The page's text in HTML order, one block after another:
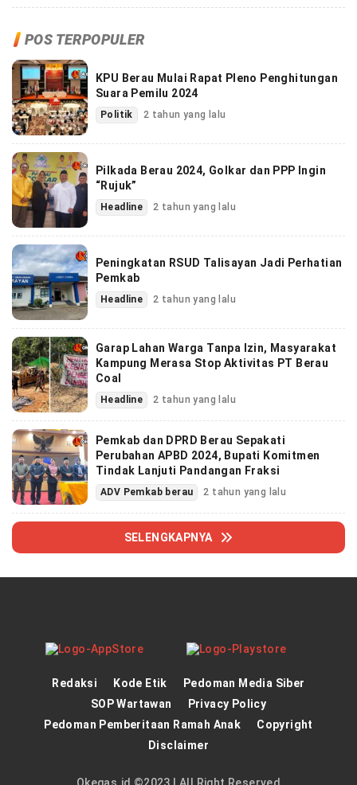
POS TERPOPULER
KPU Berau Mulai Rapat Pleno Penghitungan
Suara Pemilu 2024
Politik 2 tahun yang lalu
Pilkada Berau 2024, Golkar dan PPP Ingin
“Rujuk”
Headline 2 tahun yang lalu
Peningkatan RSUD Talisayan Jadi Perhatian
Pemkab
Headline 2 tahun yang lalu
Garap Lahan Warga Tanpa Izin, Masyarakat
Kampung Merasa Stop Aktivitas PT Berau
Coal
Headline 2 tahun yang lalu
Pemkab dan DPRD Berau Sepakati
Perubahan APBD 2024, Bupati Komitmen
Tindak Lanjuti Pandangan Fraksi
ADV Pemkab berau 2 tahun yang lalu
SELENGKAPNYA
Redaksi Kode Etik
Pedoman Media Siber
SOP Wartawan
Privacy Policy
Pedoman Pemberitaan Ramah Anak
Copyright
Disclaimer
Okegas.id ©2023 | All Right Reserved